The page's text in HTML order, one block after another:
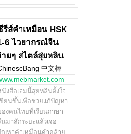
รีส์คำเหมือน HSK
6 ไวยากรณ์จีน
ายๆ สไตล์สุ่ยหลิน
中文棒
นังสือเล่มนี้สุ่ยหลินตั้งใจ
ขียนขึ้นเพื่อช่วยแก้ปัญหา
องคนไทยที่เรียนภาษา
นมาสักระยะแล้วเจอ
ญหาคำเหมือนคำคล้าย